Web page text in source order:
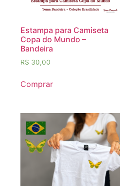
Estampa para Camiseta
Copa do Mundo –
Bandeira
R$ 30,00
Comprar